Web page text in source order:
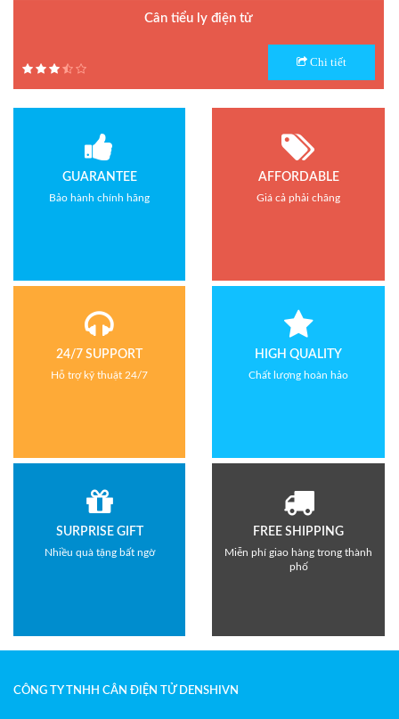
Cân tiểu ly điện tử
Hãng sản xuất : Jadever
Chi tiết
GUARANTEE
Bảo hành chính hãng
AFFORDABLE
Giá cả phải chăng
24/7 SUPPORT
Hỗ trợ kỹ thuật 24/7
HIGH QUALITY
Chất lượng hoàn hảo
SURPRISE GIFT
Nhiều quà tặng bất ngờ
FREE SHIPPING
Miễn phí giao hàng trong thành
phố
CÔNG TY TNHH CÂN ĐIỆN TỬ DENSHIVN